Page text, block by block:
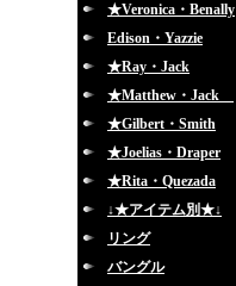
★Veronica・Benally
Edison・Yazzie
★Ray・Jack
★Matthew・Jack
★Gilbert・Smith
★Joelias・Draper
★Rita・Quezada
↓★アイテム別★↓
リング
バングル